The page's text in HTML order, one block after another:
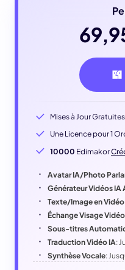
Mises à Jour Gratuites
Une Licence pour 1
10000 Edimakor
Avatar IA/Photo
Générateur Vidéos
Texte/Image en Vidéo
Échange Visage
Sous-titres
Traduction Vidéo IA:
Synthèse Vocale: